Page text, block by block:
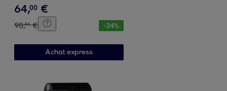
64,00 €
98,46 € -34%
Achat express